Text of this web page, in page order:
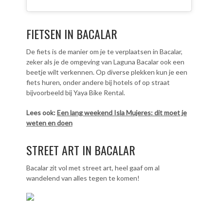
FIETSEN IN BACALAR
De fiets is de manier om je te verplaatsen in Bacalar,
zeker als je de omgeving van Laguna Bacalar ook een
beetje wilt verkennen. Op diverse plekken kun je een
fiets huren, onder andere bij hotels of op straat
bijvoorbeeld bij Yaya Bike Rental.
Lees ook:Een lang weekend Isla Mujeres: dit moet je
weten en doen
STREET ART IN BACALAR
Bacalar zit vol met street art, heel gaaf om al
wandelend van alles tegen te komen!